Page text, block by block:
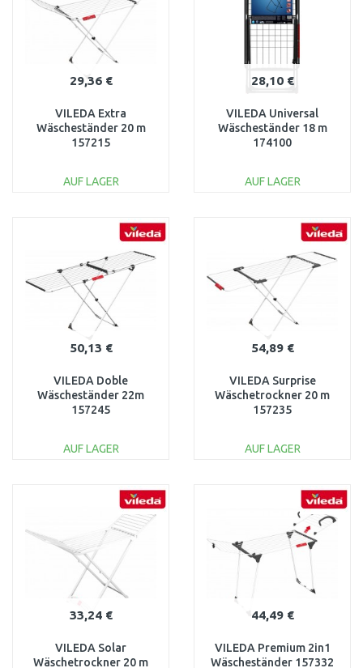
29,36 €
VILEDA Extra
Wäscheständer 20 m
157215
AUF LAGER
WARENKORB
28,10 €
VILEDA Universal
Wäscheständer 18 m
174100
AUF LAGER
WARENKORB
50,13 €
VILEDA Doble
Wäscheständer 22m
157245
AUF LAGER
WARENKORB
Vergleichen
54,89 €
VILEDA Surprise
Wäschetrockner 20 m
157235
AUF LAGER
WARENKORB
Vergleichen
33,24 €
VILEDA Solar
Wäschetrockner 20 m
44,49 €
VILEDA Premium 2in1
Wäscheständer 157332